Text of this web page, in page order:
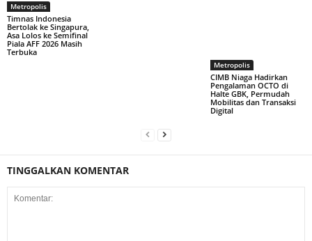
Metropolis
Timnas Indonesia
Bertolak ke Singapura,
Asa Lolos ke Semifinal
Piala AFF 2026 Masih
Terbuka
Metropolis
CIMB Niaga Hadirkan
Pengalaman OCTO di
Halte GBK, Permudah
Mobilitas dan Transaksi
Digital
TINGGALKAN KOMENTAR